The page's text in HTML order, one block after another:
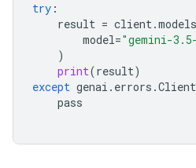
try :
result = client.models
model="gemini-
)
print(result)
except genai . errors .
pass